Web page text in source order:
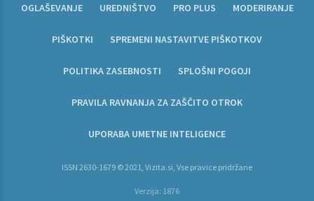
OGLAŠEVANJE UREDNIŠTVO PRO PLUS MODERIRANJE
PIŠKOTKI SPREMENI NASTAVITVE PIŠKOTKOV
POLITIKA ZASEBNOSTI SPLOŠNI POGOJI
PRAVILA RAVNANJA ZA ZAŠČITO OTROK
UPORABA UMETNE INTELIGENCE
ISSN 2630-1679 © 2021, Vizita.si, Vse pravice pridržane
Verzija: 1876